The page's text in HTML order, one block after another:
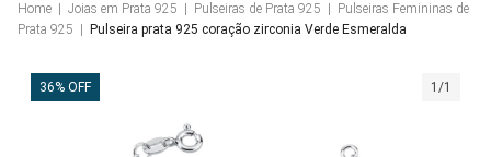
Home Joias em Prata 925 Pulseiras de Prata 925
Pulseiras Femininas de
Prata 925
Pulseira prata 925 coração zirconia Verde Esmeralda
36% OFF 1/1